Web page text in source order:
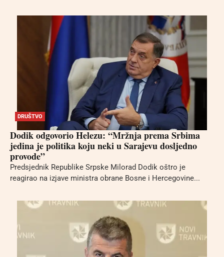
DRUŠTVO
Dodik odgovorio Helezu: “Mržnja prema Srbima
jedina je politika koju neki u Sarajevu dosljedno
provode”
Predsjednik Republike Srpske Milorad Dodik oštro je
reagirao na izjave ministra obrane Bosne i Hercegovine...